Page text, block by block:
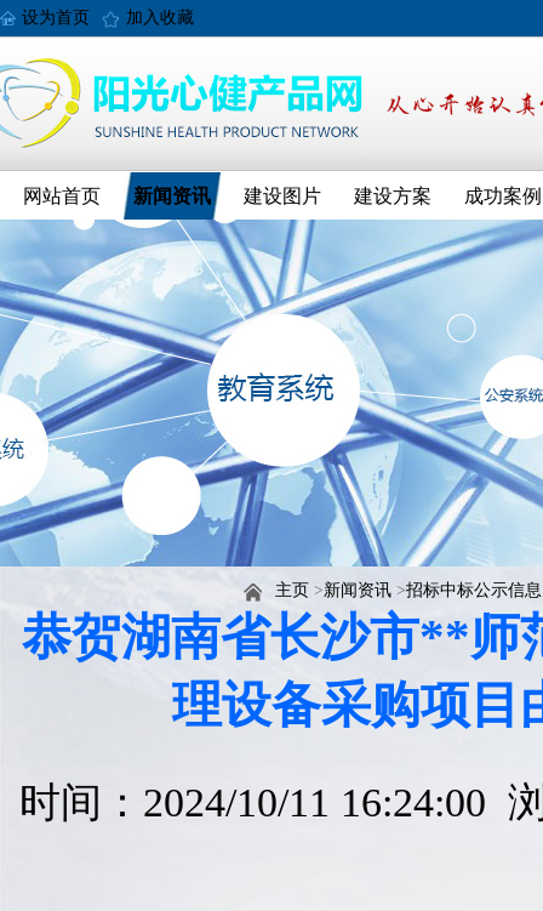
设为首页 加入收藏
网站首页 新闻资讯 建设图片 建设方案 成功案例
主页 >新闻资讯 >招标中标公示信息
恭贺湖南省长沙市**师
理设备采购项目
时间：2024/10/11 16:24:00